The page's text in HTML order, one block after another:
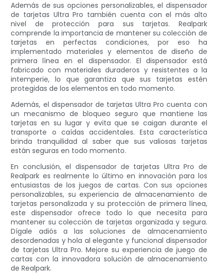
Además de sus opciones personalizables, el dispensador
de tarjetas Ultra Pro también cuenta con el más alto
nivel de protección para sus tarjetas. Realpark
comprende la importancia de mantener su colección de
tarjetas en perfectas condiciones, por eso ha
implementado materiales y elementos de diseño de
primera línea en el dispensador. El dispensador está
fabricado con materiales duraderos y resistentes a la
intemperie, lo que garantiza que sus tarjetas estén
protegidas de los elementos en todo momento.
Además, el dispensador de tarjetas Ultra Pro cuenta con
un mecanismo de bloqueo seguro que mantiene las
tarjetas en su lugar y evita que se caigan durante el
transporte o caídas accidentales. Esta característica
brinda tranquilidad al saber que sus valiosas tarjetas
están seguras en todo momento.
En conclusión, el dispensador de tarjetas Ultra Pro de
Realpark es realmente lo último en innovación para los
entusiastas de los juegos de cartas. Con sus opciones
personalizables, su experiencia de almacenamiento de
tarjetas personalizada y su protección de primera línea,
este dispensador ofrece todo lo que necesita para
mantener su colección de tarjetas organizada y segura.
Dígale adiós a las soluciones de almacenamiento
desordenadas y hola al elegante y funcional dispensador
de tarjetas Ultra Pro. Mejore su experiencia de juego de
cartas con la innovadora solución de almacenamiento
de Realpark.